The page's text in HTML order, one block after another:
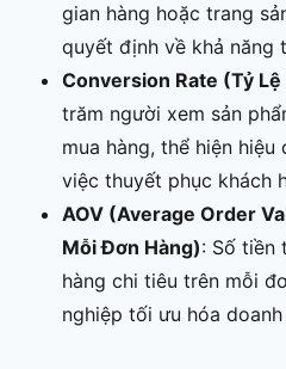
gian hàng hoặc trang
quyết định về khả năng
Conversion Rate (Tỷ
trăm người xem sản
mua hàng, thể hiện
việc thuyết phục khách
AOV (Average Order
Mỗi Đơn Hàng): Số tiền
hàng chi tiêu trên mỗi
nghiệp tối ưu hóa